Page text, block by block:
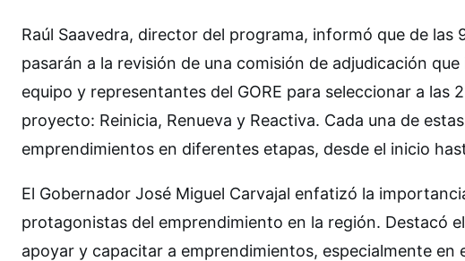
Raúl Saavedra, director del programa, informó que de
pasarán a la revisión de una comisión de adjudicación
equipo y representantes del GORE para seleccionar a las
proyecto: Reinicia, Renueva y Reactiva. Cada una de
emprendimientos en diferentes etapas, desde el inicio
El Gobernador José Miguel Carvajal enfatizó la
protagonistas del emprendimiento en la región. Destacó
apoyar y capacitar a emprendimientos, especialmente